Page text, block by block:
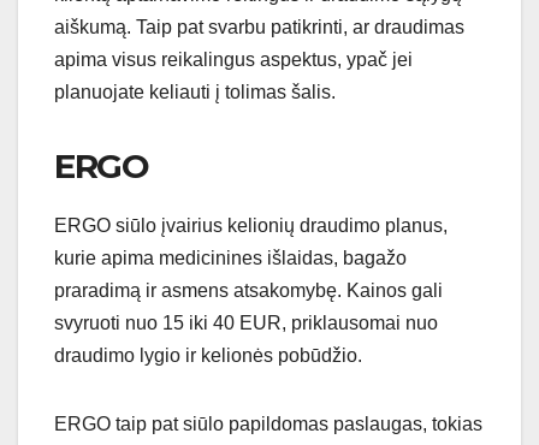
aiškumą. Taip pat svarbu patikrinti, ar draudimas
apima visus reikalingus aspektus, ypač jei
planuojate keliauti į tolimas šalis.
ERGO
ERGO siūlo įvairius kelionių draudimo planus,
kurie apima medicinines išlaidas, bagažo
praradimą ir asmens atsakomybę. Kainos gali
svyruoti nuo 15 iki 40 EUR, priklausomai nuo
draudimo lygio ir kelionės pobūdžio.
ERGO taip pat siūlo papildomas paslaugas, tokias